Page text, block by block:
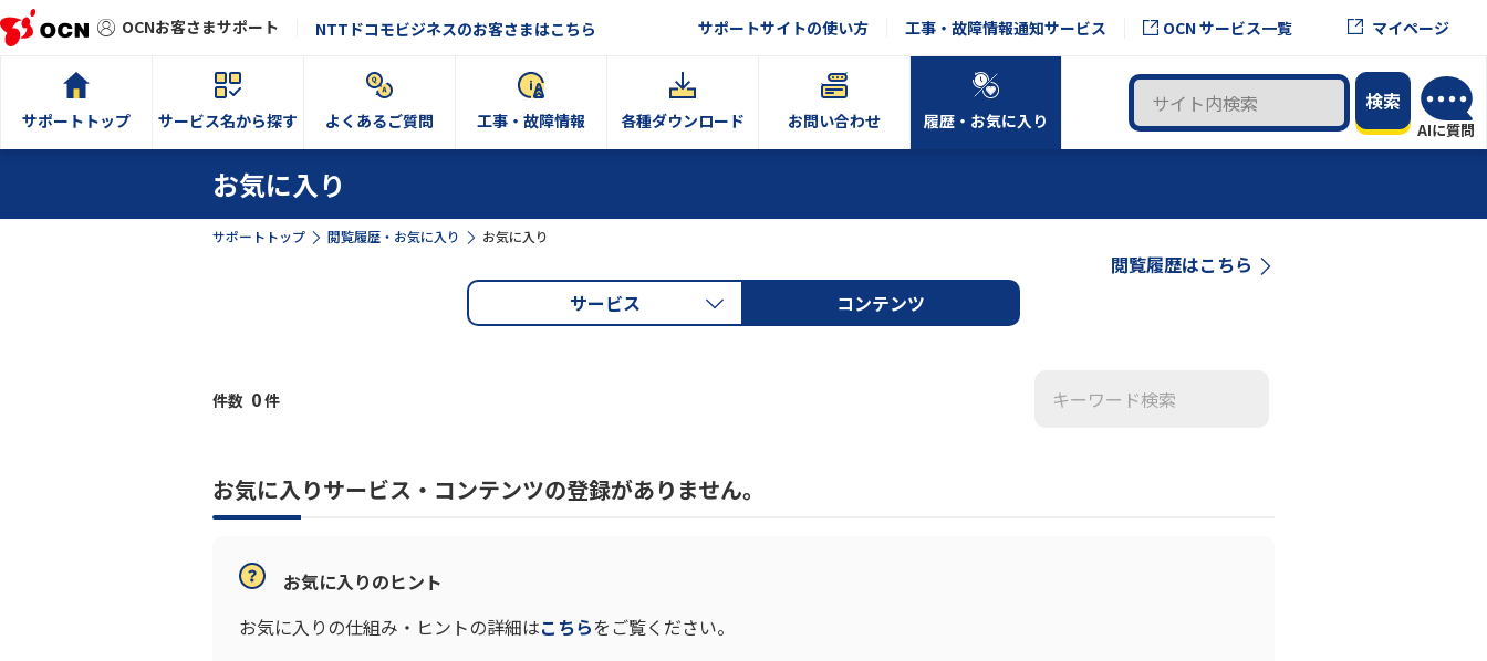
OCNお客さまサポート NTTドコモビジネスのお客さまはこちら サポートサイトの使い方 工事・故障情報通知サービス OCN サービス一覧 マイページ
サポートトップ サービス名から探す よくあるご質問 工事・故障情報 各種ダウンロード お問い合わせ 履歴・お気に入り
お気に入り
サポートトップ 閲覧履歴・お気に入り お気に入り
閲覧履歴はこちら
サービス
コンテンツ
件数 0件
お気に入りサービス・コンテンツの登録がありません。
お気に入りのヒント
お気に入りの仕組み・ヒントの詳細はこちらをご覧ください。